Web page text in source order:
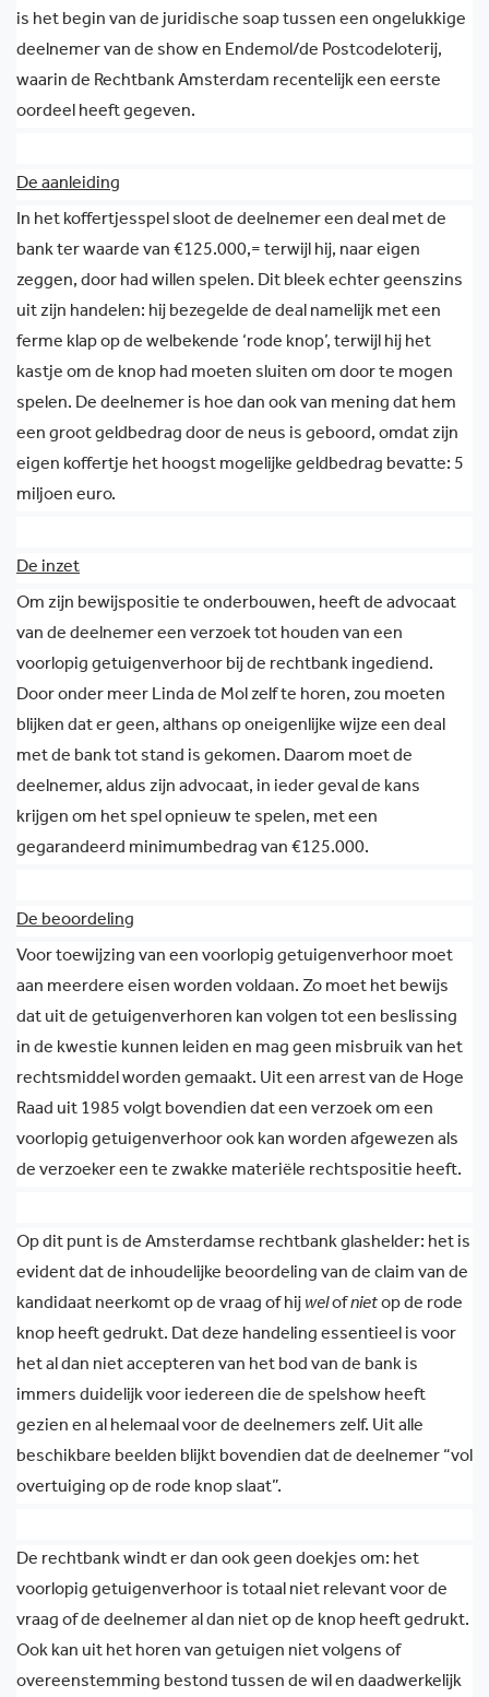
is het begin van de juridische soap tussen een ongelukkige
deelnemer van de show en Endemol/de Postcodeloterij,
waarin de Rechtbank Amsterdam recentelijk een eerste
oordeel heeft gegeven.
De aanleiding
In het koffertjesspel sloot de deelnemer een deal met de
bank ter waarde van €125.000,= terwijl hij, naar eigen
zeggen, door had willen spelen. Dit bleek echter geenszins
uit zijn handelen: hij bezegelde de deal namelijk met een
ferme klap op de welbekende ‘rode knop’, terwijl hij het
kastje om de knop had moeten sluiten om door te mogen
spelen. De deelnemer is hoe dan ook van mening dat hem
een groot geldbedrag door de neus is geboord, omdat zijn
eigen koffertje het hoogst mogelijke geldbedrag bevatte: 5
miljoen euro.
De inzet
Om zijn bewijspositie te onderbouwen, heeft de advocaat
van de deelnemer een verzoek tot houden van een
voorlopig getuigenverhoor bij de rechtbank ingediend.
Door onder meer Linda de Mol zelf te horen, zou moeten
blijken dat er geen, althans op oneigenlijke wijze een deal
met de bank tot stand is gekomen. Daarom moet de
deelnemer, aldus zijn advocaat, in ieder geval de kans
krijgen om het spel opnieuw te spelen, met een
gegarandeerd minimumbedrag van €125.000.
De beoordeling
Voor toewijzing van een voorlopig getuigenverhoor moet
aan meerdere eisen worden voldaan. Zo moet het bewijs
dat uit de getuigenverhoren kan volgen tot een beslissing
in de kwestie kunnen leiden en mag geen misbruik van het
rechtsmiddel worden gemaakt. Uit een arrest van de Hoge
Raad uit 1985 volgt bovendien dat een verzoek om een
voorlopig getuigenverhoor ook kan worden afgewezen als
de verzoeker een te zwakke materiële rechtspositie heeft.
Op dit punt is de Amsterdamse rechtbank glashelder: het is
evident dat de inhoudelijke beoordeling van de claim van de
kandidaat neerkomt op de vraag of hij welofnietop de rode
knop heeft gedrukt. Dat deze handeling essentieel is voor
het al dan niet accepteren van het bod van de bank is
immers duidelijk voor iedereen die de spelshow heeft
gezien en al helemaalvoor de deelnemers zelf. Uit alle
beschikbare beelden blijkt bovendien dat de deelnemer “vol
overtuiging op de rode knop slaat”.
De rechtbank windt er dan ook geen doekjes om: het
voorlopig getuigenverhoor is totaal niet relevant voor de
vraag of de deelnemer al dan niet op de knop heeft gedrukt.
Ook kan uit het horen van getuigen niet volgens of
overeenstemming bestond tussen de wil en daadwerkelijk